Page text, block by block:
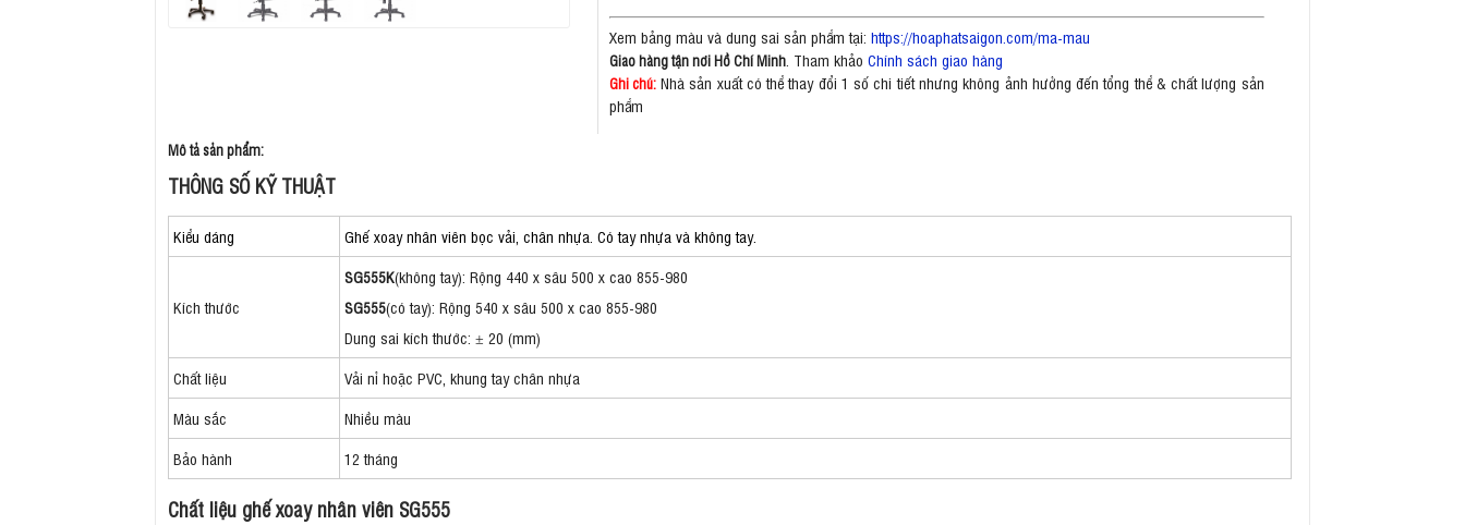
Xem bảng màu và dung sai sản phẩm tại: https://hoaphatsaigon.com/ma-mau
Giao hàng tận nơi Hồ Chí Minh. Tham khảo Chính sách giao hàng
Ghi chú:Nhà sản xuất có thể thay đổi 1 số chi tiết nhưng không ảnh hưởng đến tổng thể & chất lượng sản
phẩm
Mô tả sản phẩm:
THÔNG SỐ KỸ THUẬT
Kiểu dáng Ghế xoay nhân viên bọc vải, chân nhựa. Có tay nhựa và không tay.
Kích thước
SG555K(không tay): Rộng 440 x sâu 500 x cao 855-980
SG555(có tay): Rộng 540 x sâu 500 x cao 855-980
Dung sai kích thước: ± 20 (mm)
Chất liệu
Vải nỉ hoặc PVC, khung tay chân nhựa
Màu sắc
Nhiều màu
Bảo hành
12 tháng
Chất liệu ghế xoay nhân viên SG555